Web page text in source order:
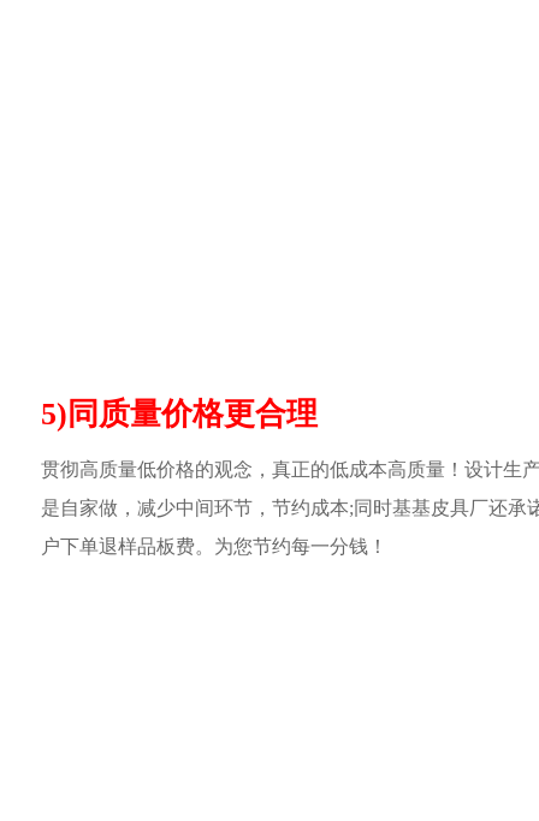
5)同质量价格更合理
贯彻高质量低价格的观念，真正的低成本高质量！设计生
是自家做，减少中间环节，节约成本;同时基基皮具厂还承
户下单退样品板费。为您节约每一分钱！